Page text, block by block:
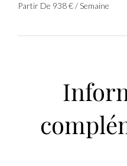
Partir De 938 € / Semaine